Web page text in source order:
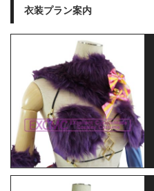
衣装プラン案内